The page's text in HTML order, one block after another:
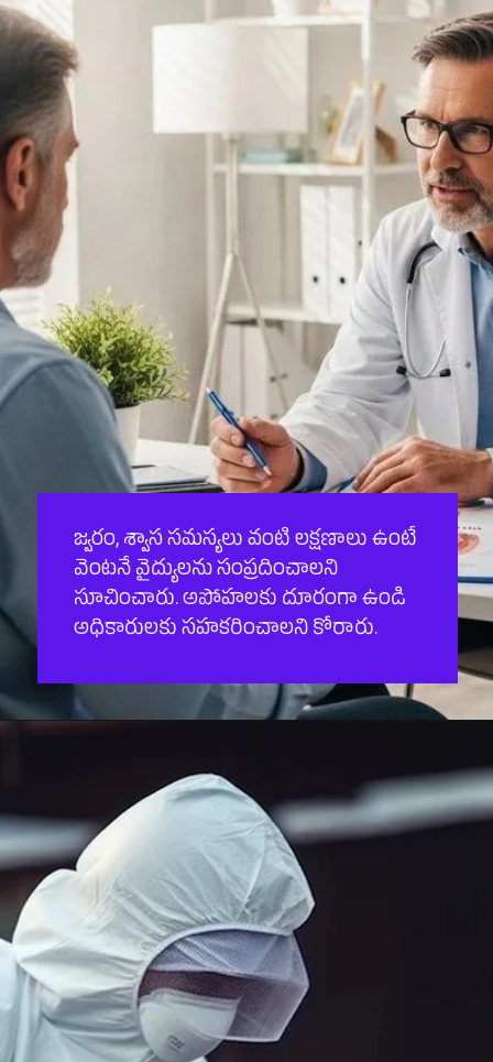
జ్వరం, శ్వాస సమస్యలు వంటి లక్షణాలు ఉంటే
వెంటనే వైద్యులను సంప్రదించాలని
సూచించారు. అపోహలకు దూరంగా ఉండి
అధికారులకు సహకరించాలని కోరారు.